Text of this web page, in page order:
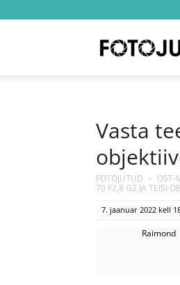
Vasta
FOTOJUTUD › OST-
70 F2,8 G2 JA TEISI
7. jaanuar 2022 kell
Raimond